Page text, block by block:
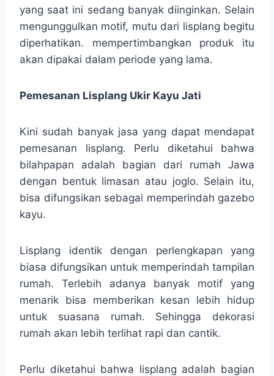
yang saat ini sedang banyak diinginkan. Selain
mengunggulkan motif, mutu dari lisplang begitu
diperhatikan. mempertimbangkan produk itu
akan dipakai dalam periode yang lama.
Pemesanan Lisplang Ukir Kayu Jati
Kini sudah banyak jasa yang dapat mendapat
pemesanan lisplang. Perlu diketahui bahwa
bilahpapan adalah bagian dari rumah Jawa
dengan bentuk limasan atau joglo. Selain itu,
bisa difungsikan sebagai memperindah gazebo
kayu.
Lisplang identik dengan perlengkapan yang
biasa difungsikan untuk memperindah tampilan
rumah. Terlebih adanya banyak motif yang
menarik bisa memberikan kesan lebih hidup
untuk suasana rumah. Sehingga dekorasi
rumah akan lebih terlihat rapi dan cantik.
Perlu diketahui bahwa lisplang adalah bagian